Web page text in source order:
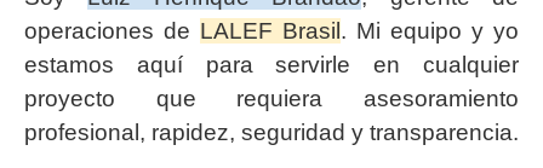
operaciones de LALEF Brasil. Mi equipo y yo
estamos aquí para servirle en cualquier
proyecto que requiera asesoramiento
profesional, rapidez, seguridad y transparencia.